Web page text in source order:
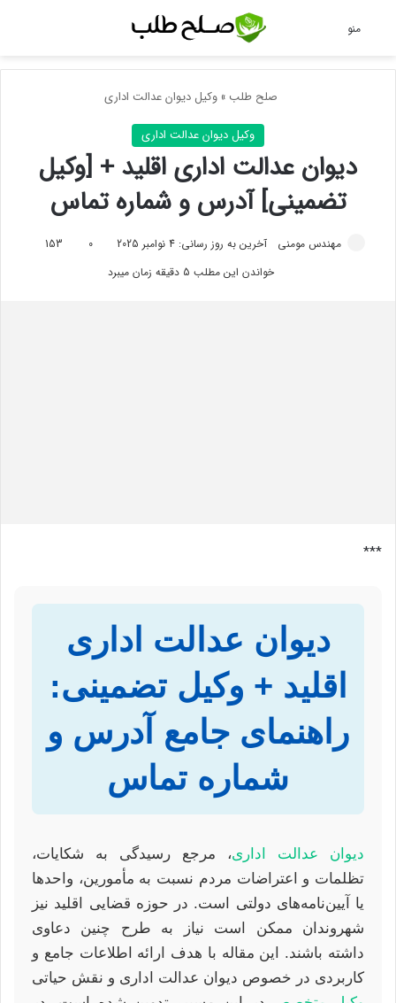
منو
صلح طلب » وکیل دیوان عدالت اداری
وکیل دیوان عدالت اداری
دیوان عدالت اداری اقلید + [وکیل
تضمینی] آدرس و شماره تماس
مهندس مومنی آخرین به روز رسانی: 4 نوامبر 2025 0
153
خواندن این مطلب 5 دقیقه زمان میبرد
***
دیوان عدالت اداری
اقلید + وکیل تضمینی:
راهنمای جامع آدرس و
شماره تماس
دیوان عدالت اداری، مرجع رسیدگی به شکایات،
تظلمات و اعتراضات مردم نسبت به مأمورین، واحدها
یا آیین‌نامه‌های دولتی است. در حوزه قضایی اقلید نیز
شهروندان ممکن است نیاز به طرح چنین دعاوی
داشته باشند. این مقاله با هدف ارائه اطلاعات جامع و
کاربردی در خصوص دیوان عدالت اداری و نقش حیاتی